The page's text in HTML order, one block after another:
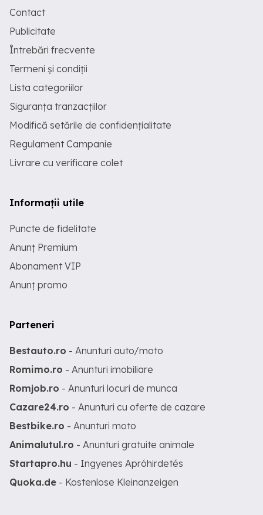
Contact
Publicitate
Întrebări frecvente
Termeni și condiții
Lista categoriilor
Siguranța tranzacțiilor
Modifică setările de confidențialitate
Regulament Campanie
Livrare cu verificare colet
Informații utile
Puncte de fidelitate
Anunț Premium
Abonament VIP
Anunț promo
Parteneri
Bestauto.ro - Anunturi auto/moto
Romimo.ro - Anunturi imobiliare
Romjob.ro - Anunturi locuri de munca
Cazare24.ro - Anunturi cu oferte de cazare
Bestbike.ro - Anunturi moto
Animalutul.ro - Anunturi gratuite animale
Startapro.hu - Ingyenes Apróhirdetés
Quoka.de - Kostenlose Kleinanzeigen